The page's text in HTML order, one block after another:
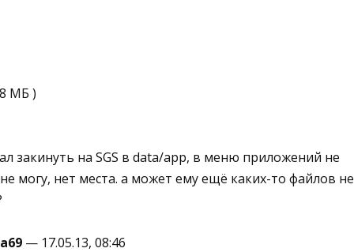
МБ )
закинуть на SGS в data/app, в меню приложений не
могу, нет места. а может ему ещё каких-то файлов не
— 17.05.13, 08:46